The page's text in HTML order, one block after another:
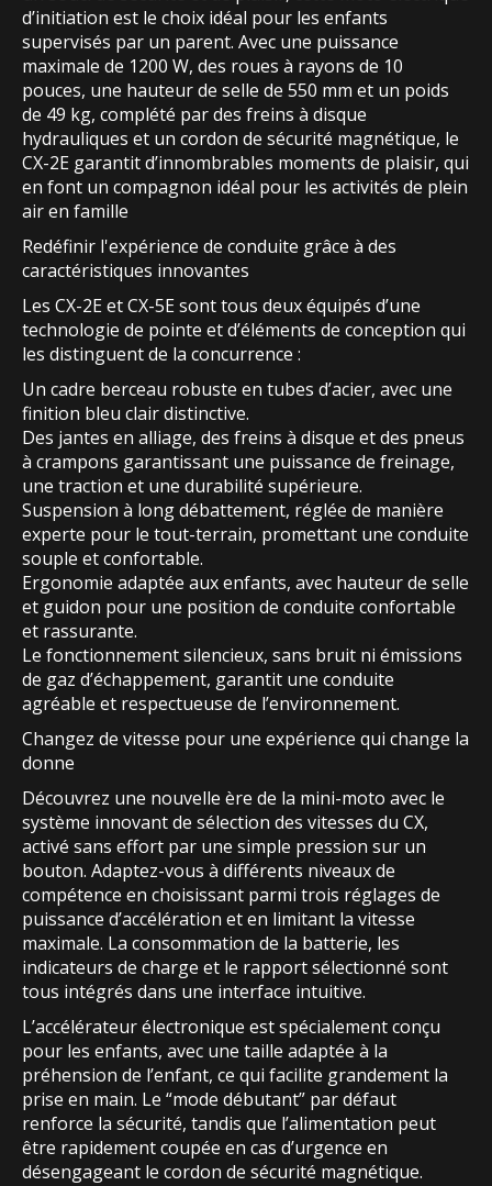
d’initiation est le choix idéal pour les enfants
supervisés par un parent. Avec une puissance
maximale de 1200 W, des roues à rayons de 10
pouces, une hauteur de selle de 550 mm et un poids
de 49 kg, complété par des freins à disque
hydrauliques et un cordon de sécurité magnétique, le
CX-2E garantit d’innombrables moments de plaisir, qui
en font un compagnon idéal pour les activités de plein
air en famille
Redéfinir l'expérience de conduite grâce à des
caractéristiques innovantes
Les CX-2E et CX-5E sont tous deux équipés d’une
technologie de pointe et d’éléments de conception qui
les distinguent de la concurrence :
Un cadre berceau robuste en tubes d’acier, avec une
finition bleu clair distinctive.
Des jantes en alliage, des freins à disque et des pneus
à crampons garantissant une puissance de freinage,
une traction et une durabilité supérieure.
Suspension à long débattement, réglée de manière
experte pour le tout-terrain, promettant une conduite
souple et confortable.
Ergonomie adaptée aux enfants, avec hauteur de selle
et guidon pour une position de conduite confortable
et rassurante.
Le fonctionnement silencieux, sans bruit ni émissions
de gaz d’échappement, garantit une conduite
agréable et respectueuse de l’environnement.
Changez de vitesse pour une expérience qui change la
donne
Découvrez une nouvelle ère de la mini-moto avec le
système innovant de sélection des vitesses du CX,
activé sans effort par une simple pression sur un
bouton. Adaptez-vous à différents niveaux de
compétence en choisissant parmi trois réglages de
puissance d’accélération et en limitant la vitesse
maximale. La consommation de la batterie, les
indicateurs de charge et le rapport sélectionné sont
tous intégrés dans une interface intuitive.
L’accélérateur électronique est spécialement conçu
pour les enfants, avec une taille adaptée à la
préhension de l’enfant, ce qui facilite grandement la
prise en main. Le “mode débutant” par défaut
renforce la sécurité, tandis que l’alimentation peut
être rapidement coupée en cas d’urgence en
désengageant le cordon de sécurité magnétique.